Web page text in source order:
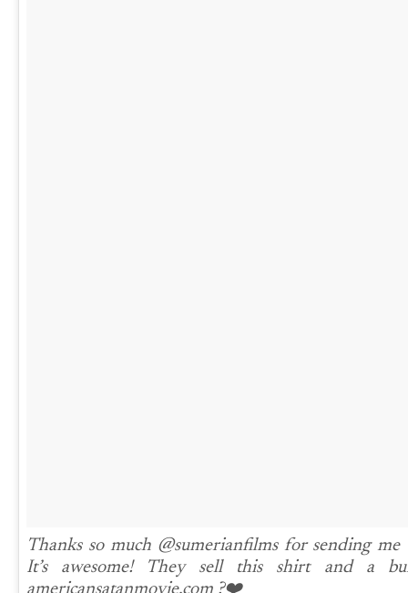
Thanks so much @sumerianfilms for sending me
It’s awesome! They sell this shirt and a
americansatanmovie.com ?❤️